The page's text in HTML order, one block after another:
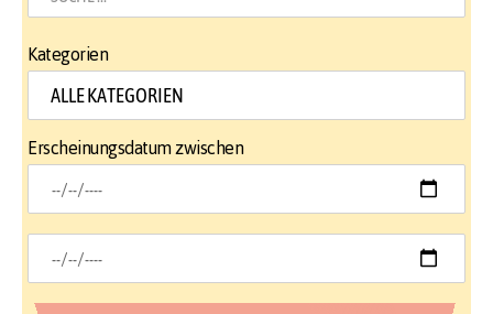
Kategorien
Erscheinungsdatum zwischen